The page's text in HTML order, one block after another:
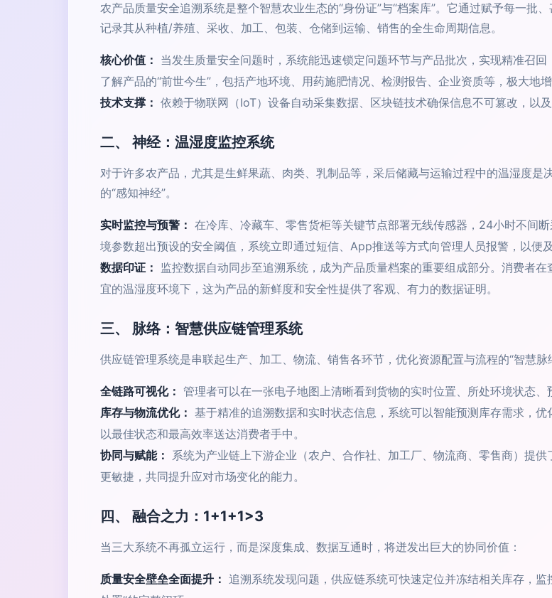
农产品质量安全追溯系统是整个智慧农业生态的“身份证”与“档案库”。它通过赋予每一批
记录其从种植/养殖、采收、加工、包装、仓储到运输、销售的全生命周期信息。
核心价值： 当发生质量安全问题时，系统能迅速锁定问题环节与产品批次，实现精准召
了解产品的“前世今生”，包括产地环境、用药施肥情况、检测报告、企业资质等，极大地
技术支撑： 依赖于物联网（IoT）设备自动采集数据、区块链技术确保信息不可篡改，以
二、 神经：温湿度监控系统
对于许多农产品，尤其是生鲜果蔬、肉类、乳制品等，采后储藏与运输过程中的温湿度
的“感知神经”。
实时监控与预警： 在冷库、冷藏车、零售货柜等关键节点部署无线传感器，24小时不间
境参数超出预设的安全阈值，系统立即通过短信、App推送等方式向管理人员报警，以便
数据印证： 监控数据自动同步至追溯系统，成为产品质量档案的重要组成部分。消费者
宜的温湿度环境下，这为产品的新鲜度和安全性提供了客观、有力的数据证明。
三、 脉络：智慧供应链管理系统
供应链管理系统是串联起生产、加工、物流、销售各环节，优化资源配置与流程的“智慧
全链路可视化： 管理者可以在一张电子地图上清晰看到货物的实时位置、所处环境状态、
库存与物流优化： 基于精准的追溯数据和实时状态信息，系统可以智能预测库存需求，
以最佳状态和最高效率送达消费者手中。
协同与赋能： 系统为产业链上下游企业（农户、合作社、加工厂、物流商、零售商）提
更敏捷，共同提升应对市场变化的能力。
四、 融合之力：1+1+1>3
当三大系统不再孤立运行，而是深度集成、数据互通时，将迸发出巨大的协同价值：
质量安全壁垒全面提升： 追溯系统发现问题，供应链系统可快速定位并冻结相关库存，